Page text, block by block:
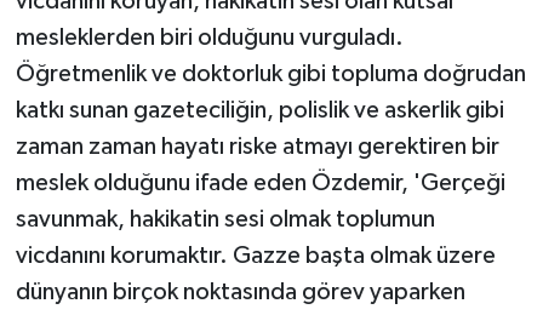
mesleklerden biri olduğunu vurguladı.
Öğretmenlik ve doktorluk gibi topluma doğrudan
katkı sunan gazeteciliğin, polislik ve askerlik gibi
zaman zaman hayatı riske atmayı gerektiren bir
meslek olduğunu ifade eden Özdemir, 'Gerçeği
savunmak, hakikatin sesi olmak toplumun
vicdanını korumaktır. Gazze başta olmak üzere
dünyanın birçok noktasında görev yaparken